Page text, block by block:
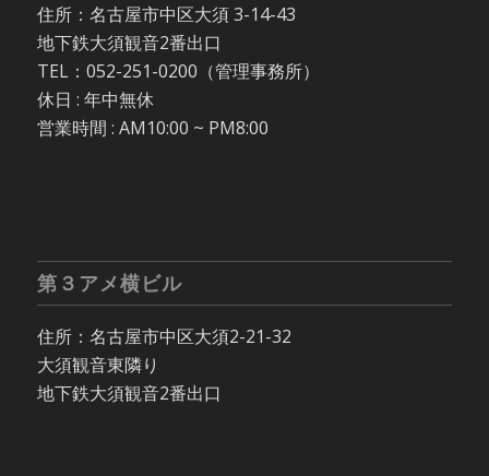
住所：名古屋市中区大須 3-14-43
地下鉄大須観音2番出口
TEL：052-251-0200（管理事務所）
休日 : 年中無休
営業時間 : AM10:00 ~ PM8:00
第３アメ横ビル
住所：名古屋市中区大須2-21-32
大須観音東隣り
地下鉄大須観音2番出口